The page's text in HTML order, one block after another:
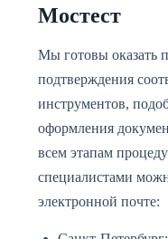
Мостест
Мы готовы оказать
подтверждения
инструментов,
оформления
всем этапам
специалистами
электронной почте: